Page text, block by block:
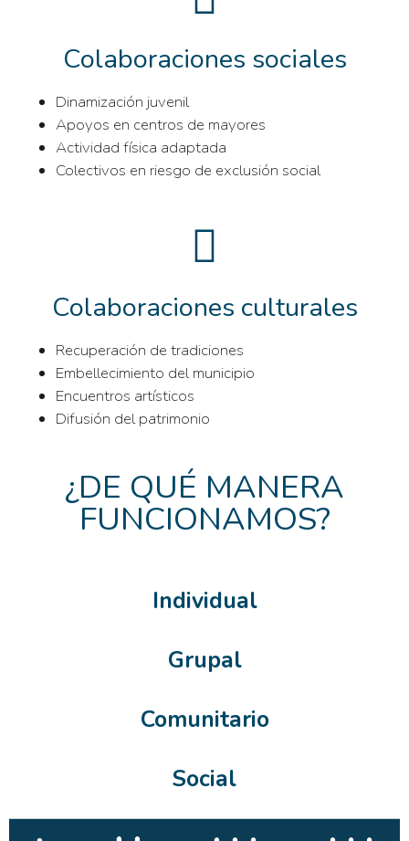
Colaboraciones sociales
Dinamización juvenil
Apoyos en centros de mayores
Actividad física adaptada
Colectivos en riesgo de exclusión social
Colaboraciones culturales
Recuperación de tradiciones
Embellecimiento del municipio
Encuentros artísticos
Difusión del patrimonio
¿DE QUÉ MANERA
FUNCIONAMOS?
Individual
Grupal
Comunitario
Social